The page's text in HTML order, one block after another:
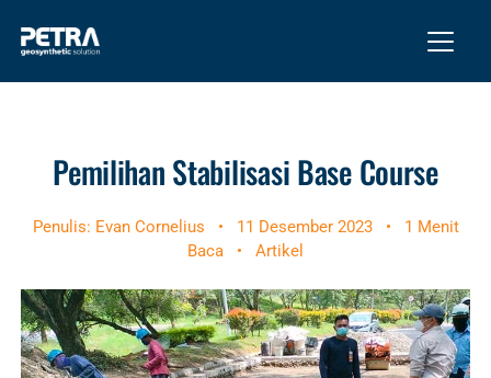
Pemilihan Stabilisasi Base Course
Penulis: Evan Cornelius • 11 Desember 2023 •
1 Menit
Baca
• Artikel